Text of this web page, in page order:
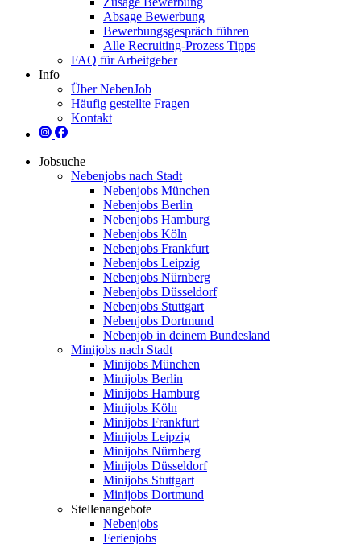
Absage Bewerbung
Bewerbungsgespräch führen
Alle Recruiting-Prozess Tipps
FAQ für Arbeitgeber
Info
Über NebenJob
Häufig gestellte Fragen
Kontakt
Jobsuche
Nebenjobs nach Stadt
Nebenjobs München
Nebenjobs Berlin
Nebenjobs Hamburg
Nebenjobs Köln
Nebenjobs Frankfurt
Nebenjobs Leipzig
Nebenjobs Nürnberg
Nebenjobs Düsseldorf
Nebenjobs Stuttgart
Nebenjobs Dortmund
Nebenjob in deinem Bundesland
Minijobs nach Stadt
Minijobs München
Minijobs Berlin
Minijobs Hamburg
Minijobs Köln
Minijobs Frankfurt
Minijobs Leipzig
Minijobs Nürnberg
Minijobs Düsseldorf
Minijobs Stuttgart
Minijobs Dortmund
Stellenangebote
Nebenjobs
Ferienjobs